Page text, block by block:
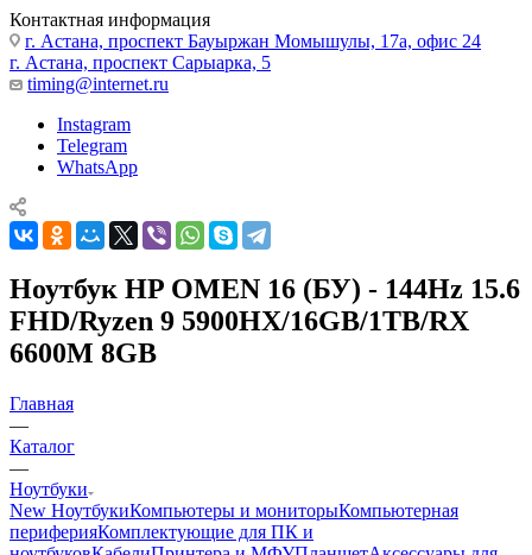
Контактная информация
г. Астана, проспект Бауыржан Момышулы, 17а, офис 24
г. Астана, проспект Сарыарка, 5
timing@internet.ru
Instagram
Telegram
WhatsApp
Ноутбук HP OMEN 16 (БУ) - 144Hz 15.6
FHD/Ryzen 9 5900HX/16GB/1TB/RX
6600M 8GB
Главная
—
Каталог
—
Ноутбуки
New НоутбукиКомпьютеры и мониторыКомпьютерная
периферияКомплектующие для ПК и